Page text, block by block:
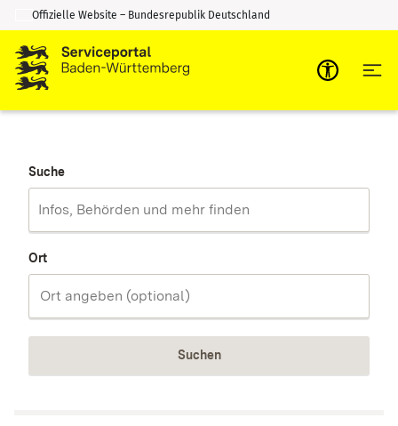
Zum Inhalt springen
Zur Suche springen
Offizielle Website – Bundesrepublik Deutschland
Suche
Ort
Suchen